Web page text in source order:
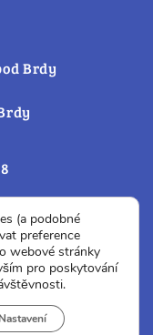
Brdy
(a podobné
preference
webové stránky
pro poskytování
Nastavení